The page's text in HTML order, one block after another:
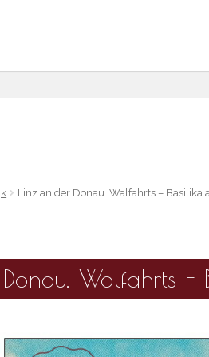
Linz an der Donau. Walfahrts – Basilika
Walfahrts -